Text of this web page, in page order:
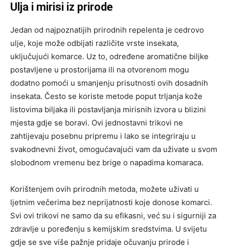
Ulja i mirisi iz prirode
Jedan od najpoznatijih prirodnih repelenta je cedrovo
ulje, koje može odbijati različite vrste insekata,
uključujući komarce. Uz to, određene aromatične biljke
postavljene u prostorijama ili na otvorenom mogu
dodatno pomoći u smanjenju prisutnosti ovih dosadnih
insekata. Često se koriste metode poput trljanja kože
listovima biljaka ili postavljanja mirisnih izvora u blizini
mjesta gdje se boravi. Ovi jednostavni trikovi ne
zahtijevaju posebnu pripremu i lako se integriraju u
svakodnevni život, omogućavajući vam da uživate u svom
slobodnom vremenu bez brige o napadima komaraca.
Korištenjem ovih prirodnih metoda, možete uživati u
ljetnim večerima bez neprijatnosti koje donose komarci.
Svi ovi trikovi ne samo da su efikasni, već su i sigurniji za
zdravlje u poređenju s kemijskim sredstvima. U svijetu
gdje se sve više pažnje pridaje očuvanju prirode i